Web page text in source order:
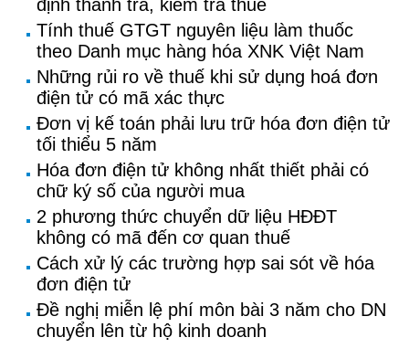
định thanh tra, kiểm tra thuế
Tính thuế GTGT nguyên liệu làm thuốc
theo Danh mục hàng hóa XNK Việt Nam
Những rủi ro về thuế khi sử dụng hoá đơn
điện tử có mã xác thực
Đơn vị kế toán phải lưu trữ hóa đơn điện tử
tối thiểu 5 năm
Hóa đơn điện tử không nhất thiết phải có
chữ ký số của người mua
2 phương thức chuyển dữ liệu HĐĐT
không có mã đến cơ quan thuế
Cách xử lý các trường hợp sai sót về hóa
đơn điện tử
Đề nghị miễn lệ phí môn bài 3 năm cho DN
chuyển lên từ hộ kinh doanh